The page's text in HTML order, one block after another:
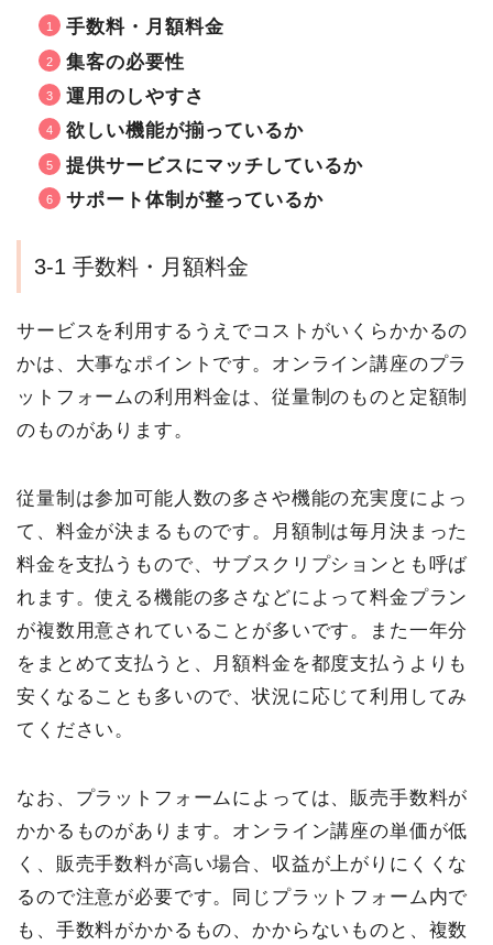
手数料・月額料金
集客の必要性
運用のしやすさ
欲しい機能が揃っているか
提供サービスにマッチしているか
サポート体制が整っているか
3-1 手数料・月額料金
サービスを利用するうえでコストがいくらかかるの
かは、大事なポイントです。オンライン講座のプラ
ットフォームの利用料金は、従量制のものと定額制
のものがあります。
従量制は参加可能人数の多さや機能の充実度によっ
て、料金が決まるものです。月額制は毎月決まった
料金を支払うもので、サブスクリプションとも呼ば
れます。使える機能の多さなどによって料金プラン
が複数用意されていることが多いです。また一年分
をまとめて支払うと、月額料金を都度支払うよりも
安くなることも多いので、状況に応じて利用してみ
てください。
なお、プラットフォームによっては、販売手数料が
かかるものがあります。オンライン講座の単価が低
く、販売手数料が高い場合、収益が上がりにくくな
るので注意が必要です。同じプラットフォーム内で
も、手数料がかかるもの、かからないものと、複数